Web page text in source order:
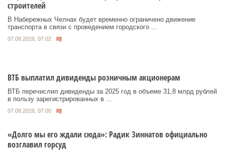
строителей
В Набережных Челнах будет временно ограничено движение
транспорта в связи с проведением городского ...
07.08.2026, 07:02
ВТБ выплатил дивиденды розничным акционерам
ВТБ перечислил дивиденды за 2025 год в объеме 31,8 млрд рублей
в пользу зарегистрированных в ...
07.08.2026, 07:00
«Долго мы его ждали сюда»: Радик Зиннатов официально
возглавил горсуд